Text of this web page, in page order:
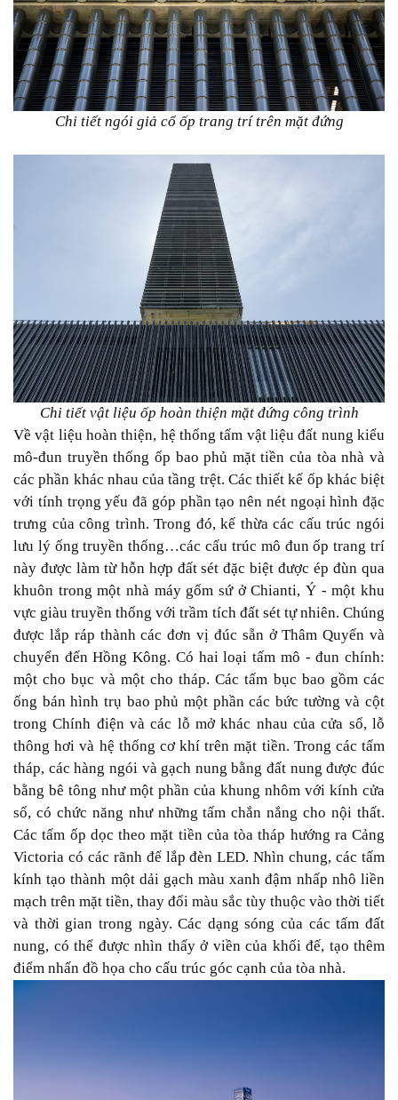
Chi tiết ngói giả cổ ốp trang trí trên mặt đứng
Chi tiết vật liệu ốp hoàn thiện mặt đứng công trình
Về vật liệu hoàn thiện, hệ thống tấm vật liệu đất nung kiểu
mô-đun truyền thống ốp bao phủ mặt tiền của tòa nhà và
các phần khác nhau của tầng trệt. Các thiết kế ốp khác biệt
với tính trọng yếu đã góp phần tạo nên nét ngoại hình đặc
trưng của công trình. Trong đó, kế thừa các cấu trúc ngói
lưu lý ống truyền thống…các cấu trúc mô đun ốp trang trí
này được làm từ hỗn hợp đất sét đặc biệt được ép đùn qua
khuôn trong một nhà máy gốm sứ ở Chianti, Ý - một khu
vực giàu truyền thống với trầm tích đất sét tự nhiên. Chúng
được lắp ráp thành các đơn vị đúc sẵn ở Thâm Quyến và
chuyển đến Hồng Kông. Có hai loại tấm mô - đun chính:
một cho bục và một cho tháp. Các tấm bục bao gồm các
ống bán hình trụ bao phủ một phần các bức tường và cột
trong Chính điện và các lỗ mở khác nhau của cửa sổ, lỗ
thông hơi và hệ thống cơ khí trên mặt tiền. Trong các tấm
tháp, các hàng ngói và gạch nung bằng đất nung được đúc
bằng bê tông như một phần của khung nhôm với kính cửa
sổ, có chức năng như những tấm chắn nắng cho nội thất.
Các tấm ốp dọc theo mặt tiền của tòa tháp hướng ra Cảng
Victoria có các rãnh để lắp đèn LED. Nhìn chung, các tấm
kính tạo thành một dải gạch màu xanh đậm nhấp nhô liền
mạch trên mặt tiền, thay đổi màu sắc tùy thuộc vào thời tiết
và thời gian trong ngày. Các dạng sóng của các tấm đất
nung, có thể được nhìn thấy ở viền của khối đế, tạo thêm
điểm nhấn đồ họa cho cấu trúc góc cạnh của tòa nhà.